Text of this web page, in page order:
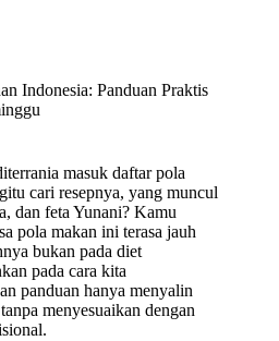
Indonesia: Panduan Praktis
masuk daftar pola
cari resepnya, yang muncul
dan feta Yunani? Kamu
pola makan ini terasa jauh
bukan pada diet
pada cara kita
panduan hanya menyalin
menyesuaikan dengan